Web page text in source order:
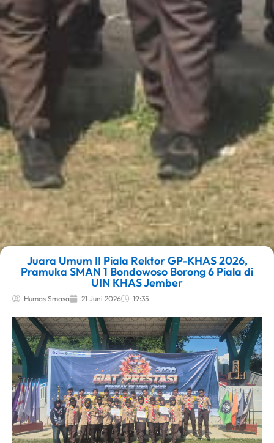
Juara Umum II Piala Rektor GP-KHAS 2026,
Pramuka SMAN 1 Bondowoso Borong 6 Piala di
UIN KHAS Jember
Humas Smasa 21 Juni 2026 19:35